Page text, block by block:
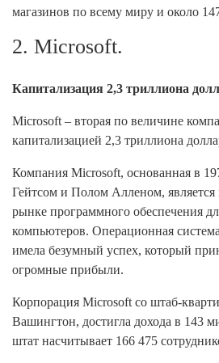
магазинов по всему миру и около
2. Microsoft.
Капитализация 2,3 триллиона
Microsoft – вторая по величине
капитализацией 2,3 триллиона
Компания Microsoft, основанная в
Гейтсом и Полом Алленом,
рынке программного обеспечения
компьютеров. Операционная
имела безумный успех, который
огромные прибыли.
Корпорация Microsoft со штаб-
Вашингтон, достигла дохода в 143
штат насчитывает 166 475